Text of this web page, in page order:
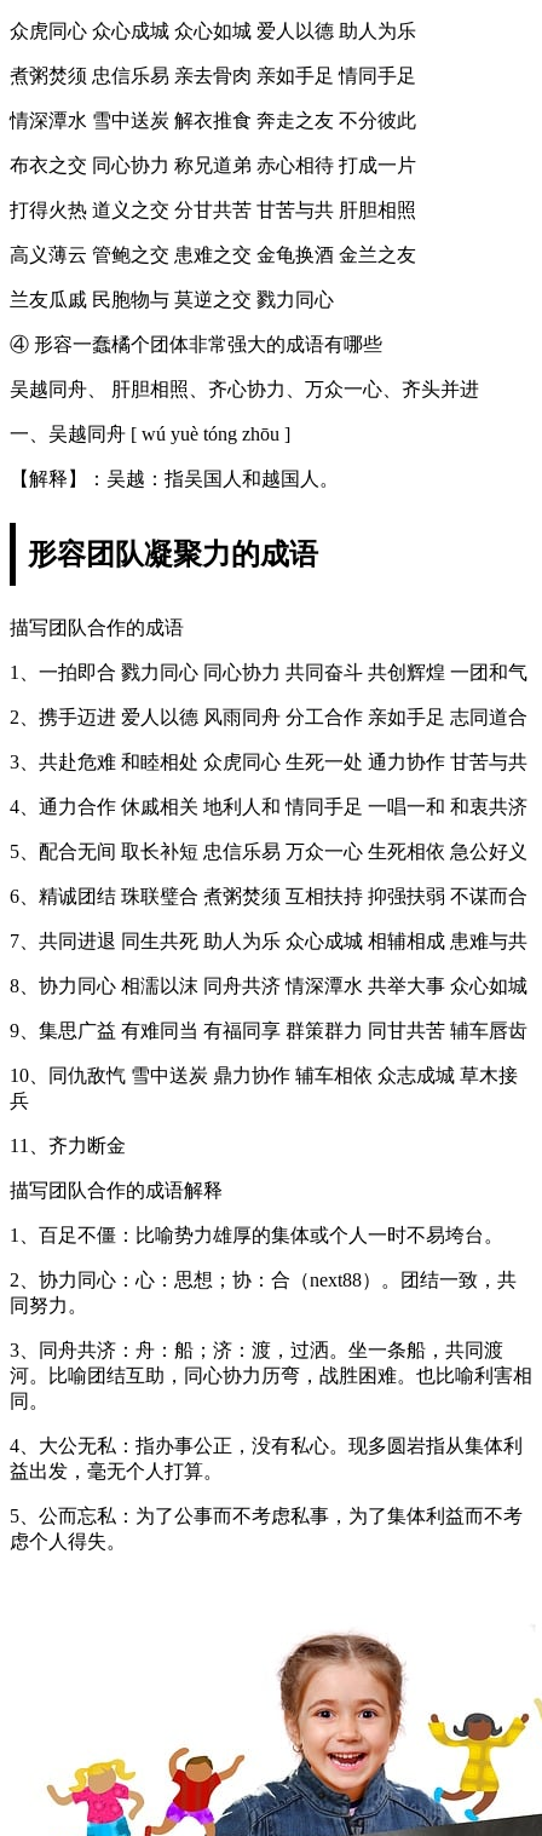
众虎同心 众心成城 众心如城 爱人以德 助人为乐
煮粥焚须 忠信乐易 亲去骨肉 亲如手足 情同手足
情深潭水 雪中送炭 解衣推食 奔走之友 不分彼此
布衣之交 同心协力 称兄道弟 赤心相待 打成一片
打得火热 道义之交 分甘共苦 甘苦与共 肝胆相照
高义薄云 管鲍之交 患难之交 金龟换酒 金兰之友
兰友瓜戚 民胞物与 莫逆之交 戮力同心
④ 形容一蠢橘个团体非常强大的成语有哪些
吴越同舟、 肝胆相照、齐心协力、万众一心、齐头并进
一、吴越同舟 [ wú yuè tóng zhōu ]
【解释】：吴越：指吴国人和越国人。
形容团队凝聚力的成语
描写团队合作的成语
1、一拍即合 戮力同心 同心协力 共同奋斗 共创辉煌 一团和气
2、携手迈进 爱人以德 风雨同舟 分工合作 亲如手足 志同道合
3、共赴危难 和睦相处 众虎同心 生死一处 通力协作 甘苦与共
4、通力合作 休戚相关 地利人和 情同手足 一唱一和 和衷共济
5、配合无间 取长补短 忠信乐易 万众一心 生死相依 急公好义
6、精诚团结 珠联璧合 煮粥焚须 互相扶持 抑强扶弱 不谋而合
7、共同进退 同生共死 助人为乐 众心成城 相辅相成 患难与共
8、协力同心 相濡以沫 同舟共济 情深潭水 共举大事 众心如城
9、集思广益 有难同当 有福同享 群策群力 同甘共苦 辅车唇齿
10、同仇敌忾 雪中送炭 鼎力协作 辅车相依 众志成城 草木接
兵
11、齐力断金
描写团队合作的成语解释
1、百足不僵：比喻势力雄厚的集体或个人一时不易垮台。
2、协力同心：心：思想；协：合（next88）。团结一致，共
同努力。
3、同舟共济：舟：船；济：渡，过洒。坐一条船，共同渡
河。比喻团结互助，同心协力历弯，战胜困难。也比喻利害相
同。
4、大公无私：指办事公正，没有私心。现多圆岩指从集体利
益出发，毫无个人打算。
5、公而忘私：为了公事而不考虑私事，为了集体利益而不考
虑个人得失。